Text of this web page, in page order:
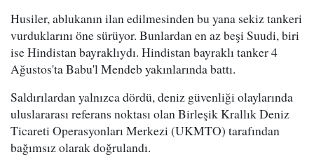
Husiler, ablukanın ilan edilmesinden bu yana sekiz tankeri
vurduklarını öne sürüyor. Bunlardan en az beşi Suudi, biri
ise Hindistan bayraklıydı. Hindistan bayraklı tanker 4
Ağustos'ta Babu'l Mendeb yakınlarında battı.
Saldırılardan yalnızca dördü, deniz güvenliği olaylarında
uluslararası referans noktası olan Birleşik Krallık Deniz
Ticareti Operasyonları Merkezi (UKMTO) tarafından
bağımsız olarak doğrulandı.